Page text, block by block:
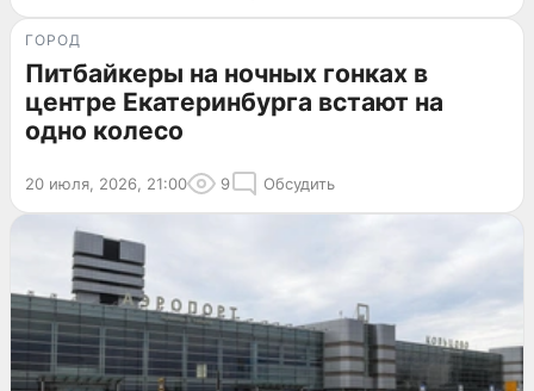
ГОРОД
Питбайкеры на ночных гонках в
центре Екатеринбурга встают на
одно колесо
20 июля, 2026, 21:00 9 Обсудить